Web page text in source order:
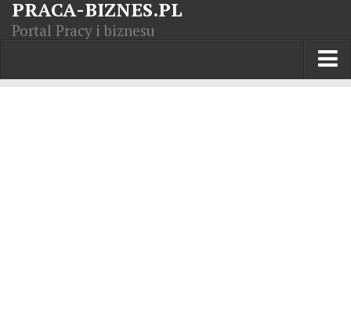
PRACA-BIZNES.PL
Portal Pracy i biznesu